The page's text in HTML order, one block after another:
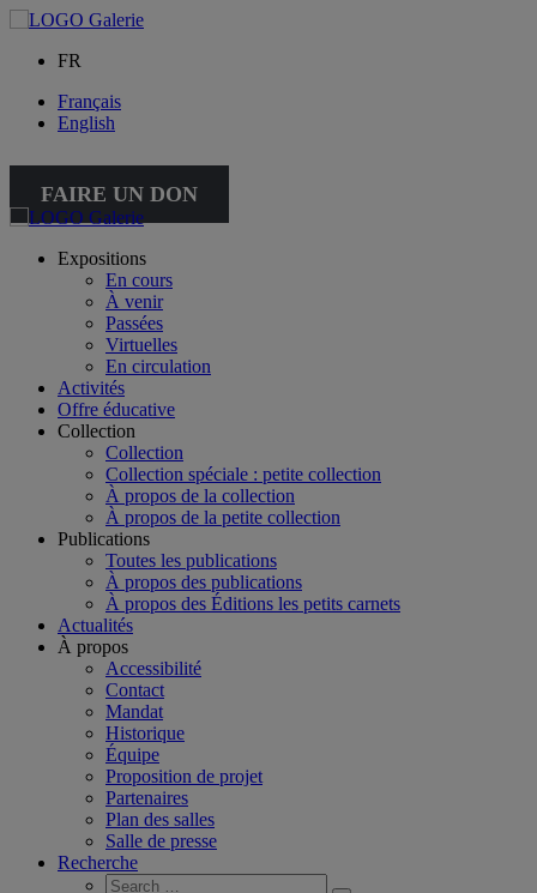
FR
Français
English
FAIRE UN DON
Expositions
En cours
À venir
Passées
Virtuelles
En circulation
Activités
Offre éducative
Collection
Collection
Collection spéciale : petite collection
À propos de la collection
À propos de la petite collection
Publications
Toutes les publications
À propos des publications
À propos des Éditions les petits carnets
Actualités
À propos
Accessibilité
Contact
Mandat
Historique
Équipe
Proposition de projet
Partenaires
Plan des salles
Salle de presse
Recherche
Search